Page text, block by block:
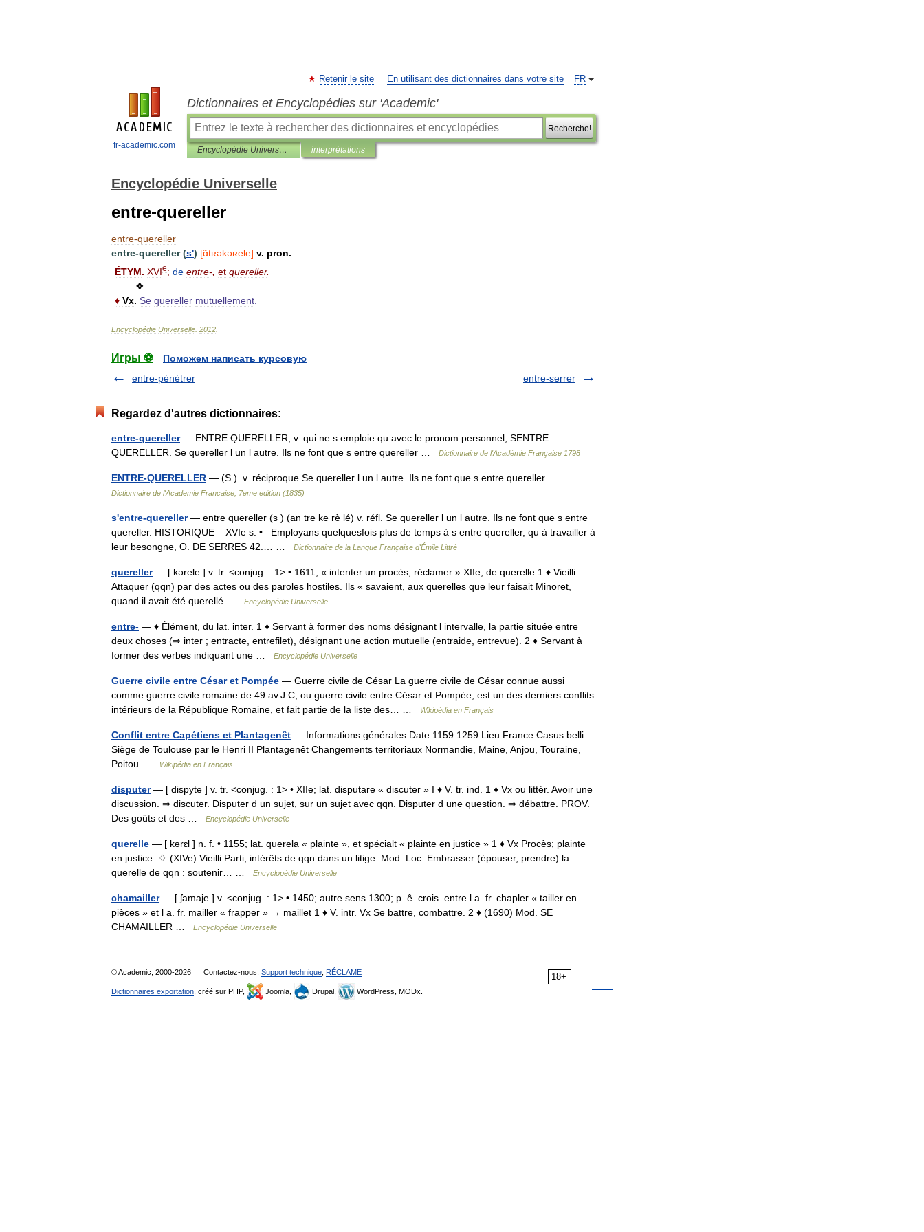
fr-academic.com
FR
Retenir le site En utilisant des dictionnaires dans votre site
Dictionnaires et Encyclopédies sur 'Academic'
Recherche!
Encyclopédie Universelle interprétations
Encyclopédie Universelle
entre-quereller
entre-quereller
entre-quereller(s') [ɑ̃tʀəkəʀele] v. pron.
ÉTYM. XVIe; de entre-, et quereller.
❖
♦ Vx. Se quereller mutuellement
Encyclopédie Universelle 2012
Игры ⚽
Поможем написать курсовую
entre-pénétrer
entre-serrer
Regardez d'autres dictionnaires:
entre-quereller— ENTRE QUERELLER, v. qui ne s emploie qu avec le pronom personnel, SENTRE
QUERELLER. Se quereller l un l autre. Ils ne font que s entre quereller …
Dictionnaire de l'Académie Française 1798
ENTRE-QUERELLER — (S ). v. réciproque Se quereller l un l autre. Ils ne font que s entre quereller …
Dictionnaire de l'Academie Francaise, 7eme edition (1835)
s'entre-quereller— entre quereller (s ) (an tre ke rè lé) v. réfl. Se quereller l un l autre. Ils ne font que s entre
quereller. HISTORIQUE XVIe s. • Employans quelquesfois plus de temps à s entre quereller, qu à travailler à
leur besongne, O. DE SERRES 42.… …
Dictionnaire de la Langue Française d'Émile Littré
quereller— [ kərele ] v. tr. <conjug. : 1> • 1611; « intenter un procès, réclamer » XIIe; de querelle 1 ♦ Vieilli
Attaquer (qqn) par des actes ou des paroles hostiles. Ils « savaient, aux querelles que leur faisait Minoret,
quand il avait été querellé …
Encyclopédie Universelle
entre- — ♦ Élément, du lat. inter. 1 ♦ Servant à former des noms désignant l intervalle, la partie située entre
deux choses (⇒ inter ; entracte, entrefilet), désignant une action mutuelle (entraide, entrevue). 2 ♦ Servant à
former des verbes indiquant une …
Encyclopédie Universelle
Guerre civile entre César et Pompée — Guerre civile de César La guerre civile de César connue aussi
comme guerre civile romaine de 49 av.J C, ou guerre civile entre César et Pompée, est un des derniers conflits
intérieurs de la République Romaine, et fait partie de la liste des… …
Wikipédia en Français
Conflit entre Capétiens et Plantagenêt — Informations générales Date 1159 1259 Lieu France Casus belli
Siège de Toulouse par le Henri II Plantagenêt Changements territoriaux Normandie, Maine, Anjou, Touraine,
Poitou …
Wikipédia en Français
disputer— [ dispyte ] v. tr. <conjug. : 1> • XIIe; lat. disputare « discuter » I ♦ V. tr. ind. 1 ♦ Vx ou littér. Avoir une
discussion. ⇒ discuter. Disputer d un sujet, sur un sujet avec qqn. Disputer d une question. ⇒ débattre. PROV.
Des goûts et des …
Encyclopédie Universelle
querelle — [ kərɛl ] n. f. • 1155; lat. querela « plainte », et spécialt « plainte en justice » 1 ♦ Vx Procès; plainte
en justice. ♢ (XIVe) Vieilli Parti, intérêts de qqn dans un litige. Mod. Loc. Embrasser (épouser, prendre) la
querelle de qqn : soutenir… …
Encyclopédie Universelle
chamailler— [ ʃamaje ] v. <conjug. : 1> • 1450; autre sens 1300; p. ê. crois. entre l a. fr. chapler « tailler en
pièces » et l a. fr. mailler « frapper » → maillet 1 ♦ V. intr. Vx Se battre, combattre. 2 ♦ (1690) Mod. SE
CHAMAILLER …
Encyclopédie Universelle
18+
© Academic, 2000-2026 Contactez-nous: Support technique RÉCLAME
Dictionnaires exportation , créé sur PHP, Joomla, Drupal, WordPress, MODx.